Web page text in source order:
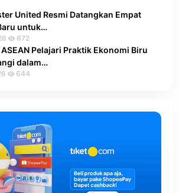
United Resmi Datangkan Empat
untuk…
672
Pelajari Praktik Ekonomi Biru
dalam…
644